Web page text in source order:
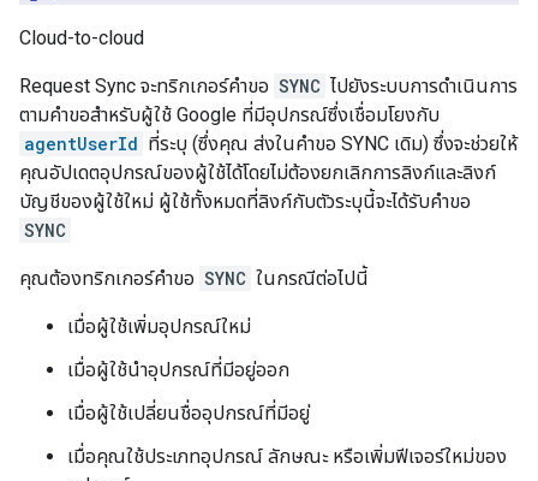
Cloud-to-cloud
Request Sync จะทริกเกอร์คำขอ SYNC ไปยังระบบการดำเนินการ
ตามคำขอสำหรับผู้ใช้ Google ที่มีอุปกรณ์ซึ่งเชื่อมโยงกับ
agentUserId ที่ระบุ (ซึ่งคุณ ส่งในคำขอ SYNC เดิม) ซึ่งจะช่วยให้
คุณอัปเดตอุปกรณ์ของผู้ใช้ได้โดยไม่ต้องยกเลิกการลิงก์และลิงก์
บัญชีของผู้ใช้ใหม่ ผู้ใช้ทั้งหมดที่ลิงก์กับตัวระบุนี้จะได้รับคำขอ
SYNC
คุณต้องทริกเกอร์คำขอ SYNC ในกรณีต่อไปนี้
เมื่อผู้ใช้เพิ่มอุปกรณ์ใหม่
เมื่อผู้ใช้นำอุปกรณ์ที่มีอยู่ออก
เมื่อผู้ใช้เปลี่ยนชื่ออุปกรณ์ที่มีอยู่
เมื่อคุณใช้ประเภทอุปกรณ์ ลักษณะ หรือเพิ่มฟีเจอร์ใหม่ของ